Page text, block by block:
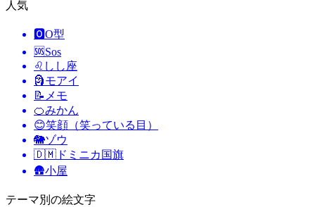
人気
🅾️O型
🆘Sos
♌ しし座
🗿モアイ
📝 メモ
🍊みかん
😊笑顔（笑っている目）
🐘ゾウ
🇩🇲 ドミニカ国旗
🛖小屋
テーマ別の絵文字